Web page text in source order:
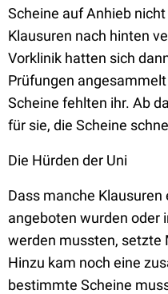
Scheine auf Anhieb
Klausuren nach hinten
Vorklinik hatten sich
Prüfungen
Scheine fehlten ihr. Ab
für sie, die Scheine
Die Hürden der Uni
Dass manche
angeboten wurden oder
werden mussten, setzte
Hinzu kam noch eine
bestimmte Scheine